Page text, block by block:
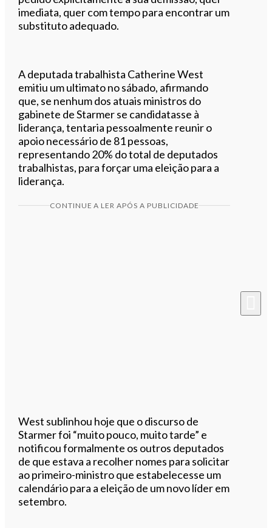
imediata, quer com tempo para encontrar um
substituto adequado.
A deputada trabalhista Catherine West
emitiu um ultimato no sábado, afirmando
que, se nenhum dos atuais ministros do
gabinete de Starmer se candidatasse à
liderança, tentaria pessoalmente reunir o
apoio necessário de 81 pessoas,
representando 20% do total de deputados
trabalhistas, para forçar uma eleição para a
liderança.
CONTINUE A LER APÓS A PUBLICIDADE
West sublinhou hoje que o discurso de
Starmer foi “muito pouco, muito tarde” e
notificou formalmente os outros deputados
de que estava a recolher nomes para solicitar
ao primeiro-ministro que estabelecesse um
calendário para a eleição de um novo líder em
setembro.